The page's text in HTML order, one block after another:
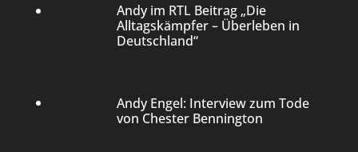
Andy im RTL Beitrag „Die
Alltagskämpfer – Überleben in
Deutschland“
Andy Engel: Interview zum Tode
von Chester Bennington